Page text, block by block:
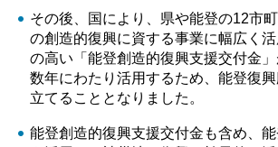
その後、国により、県や能登の12市
の創造的復興に資する事業に幅広く
の高い「能登創造的復興支援交付金
数年にわたり活用するため、能登復
立てることとなりました。
能登創造的復興支援交付金も含め、